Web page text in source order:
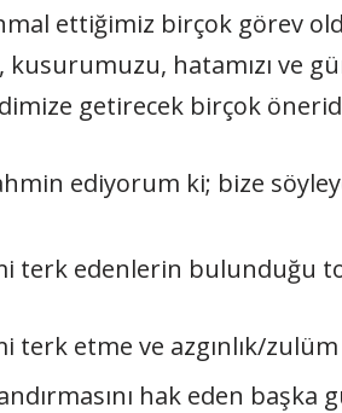
ettiğimiz birçok görev
hatamızı ve
getirecek birçok
ediyorum ki; bize
terk edenlerin bulunduğu
terk etme ve azgınlık/
hak eden başka